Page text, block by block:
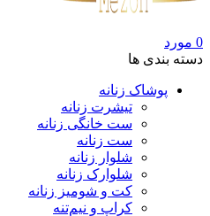
0 مورد
دسته بندی ها
پوشاک زنانه
تیشرت زنانه
ست خانگی زنانه
ست زنانه
شلوار زنانه
شلوارک زنانه
کت و شومیز زنانه
کراپ و نیم‌تنه